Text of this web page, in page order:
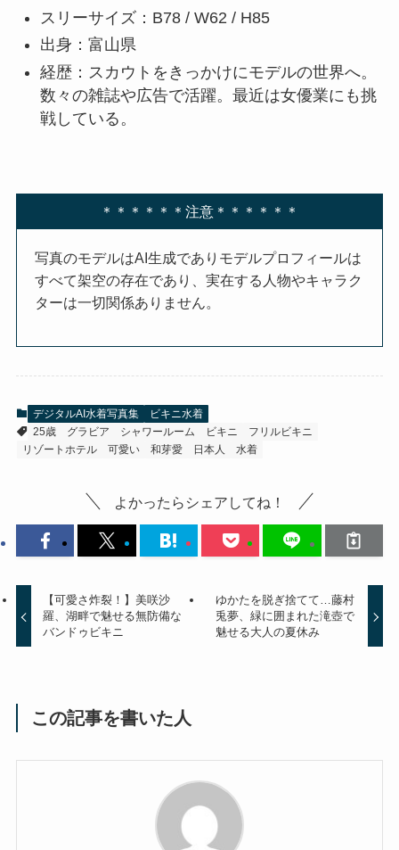
スリーサイズ：B78 / W62 / H85
出身：富山県
経歴：スカウトをきっかけにモデルの世界へ。
数々の雑誌や広告で活躍。最近は女優業にも挑
戦している。
＊＊＊＊＊＊注意＊＊＊＊＊＊
写真のモデルはAI生成でありモデルプロフィールは
すべて架空の存在であり、実在する人物やキャラク
ターは一切関係ありません。
デジタルAI水着写真集
ビキニ水着
25歳
グラビア シャワールーム ビキニ
フリルビキニ
リゾートホテル
可愛い 和芽愛 日本人 水着
よかったらシェアしてね！
【可愛さ炸裂！】美咲沙
羅、湖畔で魅せる無防備な
バンドゥビキニ
ゆかたを脱ぎ捨てて…藤村
兎夢、緑に囲まれた滝壺で
魅せる大人の夏休み
この記事を書いた人